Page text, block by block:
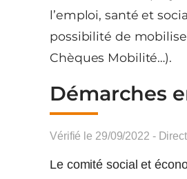
l’emploi, santé et
possibilité de
Chèques Mobilité…).
Démarches
Vérifié le 29/09/2022 -
Le comité social et